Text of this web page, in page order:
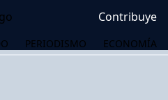
Contribuye
PERIODISMO ECONOMÍA